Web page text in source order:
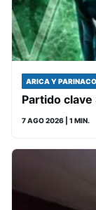
ARICA Y
Partido
7 AGO 2026 | 1 MIN.